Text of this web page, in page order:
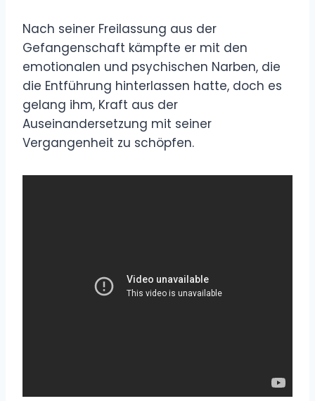
Nach seiner Freilassung aus der
Gefangenschaft kämpfte er mit den
emotionalen und psychischen Narben, die
die Entführung hinterlassen hatte, doch es
gelang ihm, Kraft aus der
Auseinandersetzung mit seiner
Vergangenheit zu schöpfen.